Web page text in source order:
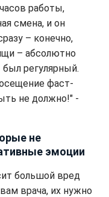
работы,
смена, и он
– конечно,
– абсолютно
регулярный.
фаст-
не должно!" -
не
эмоции
большой вред
врача, их нужно